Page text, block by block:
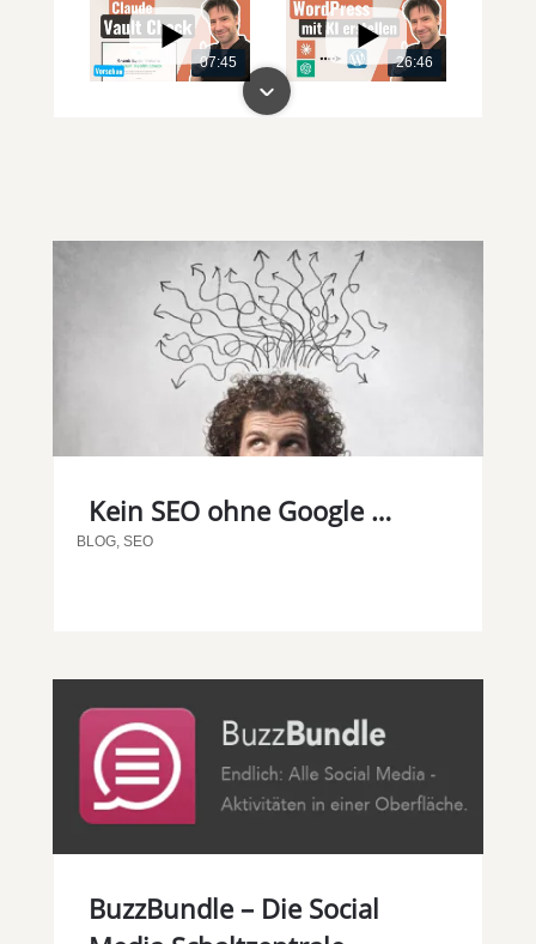
07:45 26:46
Kein SEO ohne Google …
BLOG, SEO
BuzzBundle – Die Social